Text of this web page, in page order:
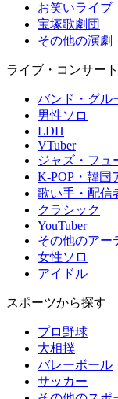
お笑いライブ
宝塚歌劇団
その他の演劇
ライブ・コンサー
バンド・グル
男性ソロ
LDH
VTuber
ジャズ・フュ
K-POP・韓国
歌い手・配信
クラシック
YouTuber
その他のアー
女性ソロ
アイドル
スポーツから探す
プロ野球
大相撲
バレーボール
サッカー